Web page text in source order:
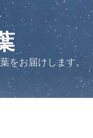
をお届けします。